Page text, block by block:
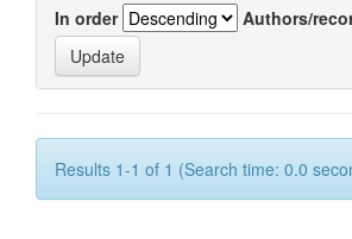
In order
Authors/
Results 1-1 of 1 (Search time: 0.0